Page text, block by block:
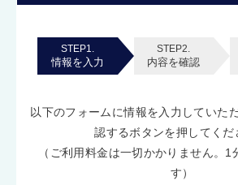
STEP1.
情報を入力
STEP2.
内容を確認
以下のフォームに情報を入力していた
認するボタンを押してくだ
（ご利用料金は一切かかりません。1
す）